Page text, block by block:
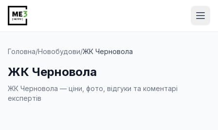
Головна/Новобудови/ЖК Черновола
ЖК Черновола
ЖК Черновола — ціни, фото, відгуки та коментарі
експертів